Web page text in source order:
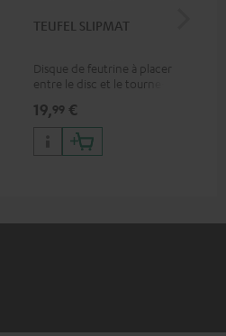
TEUFEL SLIPMAT
Disque de feutrine à placer
entre le disc et le tourne-
19,99 €